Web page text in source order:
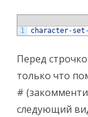
1
character-set -
Перед
только что
#
следующий